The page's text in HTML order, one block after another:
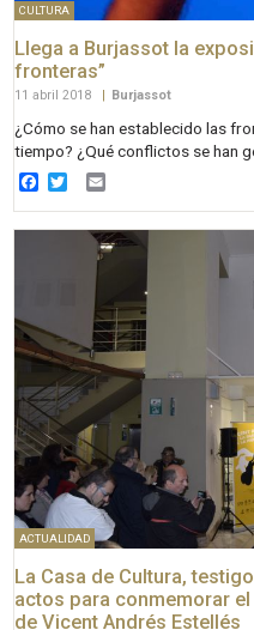
CULTURA
Llega a Burjassot la
fronteras”
11 abril 2018 Burjassot
¿Cómo se han establecido las
tiempo? ¿Qué conflictos se han
Facebook
Twitter
ACTUALIDAD
La Casa de Cultura,
actos para conmemorar
de Vicent Andrés Estellés